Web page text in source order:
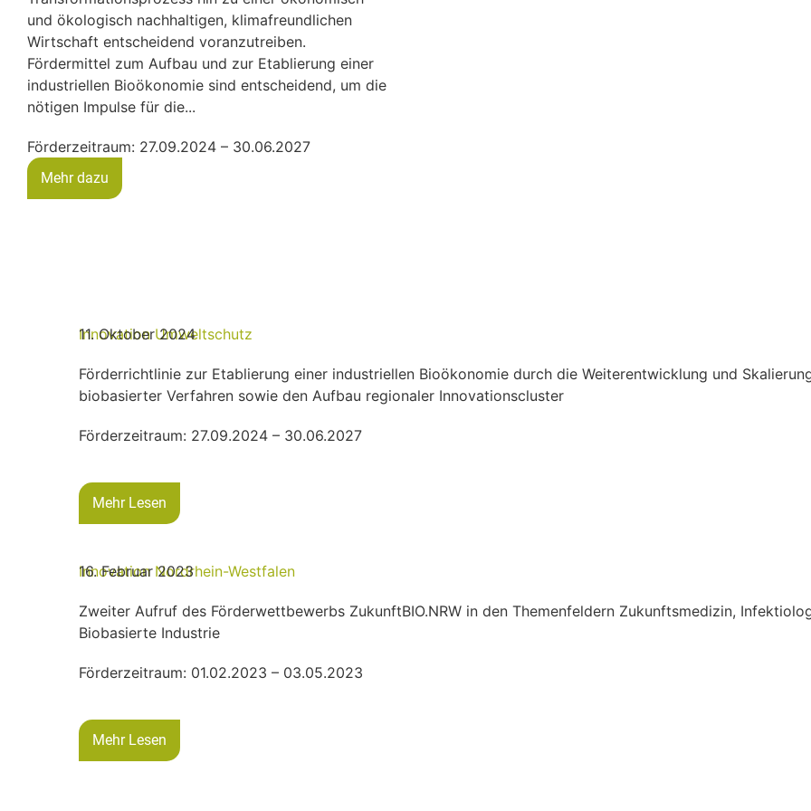
und ökologisch nachhaltigen, klimafreundlichen
Wirtschaft entscheidend voranzutreiben.
Fördermittel zum Aufbau und zur Etablierung einer
industriellen Bioökonomie sind entscheidend, um die
nötigen Impulse für die...
Förderzeitraum: 27.09.2024 – 30.06.2027
Mehr dazu
Innovation Umweltschutz
11. Oktober 2024
Förderrichtlinie zur Etablierung einer industriellen Bioökonomie durch die Weiterentwicklung und
biobasierter Verfahren sowie den Aufbau regionaler Innovationscluster
Förderzeitraum: 27.09.2024 – 30.06.2027
Mehr Lesen
Innovation Nordrhein-Westfalen
16. Februar 2023
Zweiter Aufruf des Förderwettbewerbs ZukunftBIO.NRW in den Themenfeldern Zukunftsmedizin,
Biobasierte Industrie
Förderzeitraum: 01.02.2023 – 03.05.2023
Mehr Lesen